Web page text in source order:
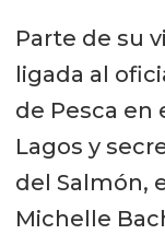
Parte de su
ligada al
de Pesca en
Lagos y
del Salmón,
Michelle